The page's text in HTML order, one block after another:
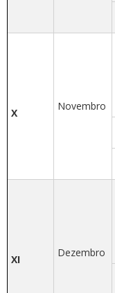
X
Novembro
XI
Dezembro